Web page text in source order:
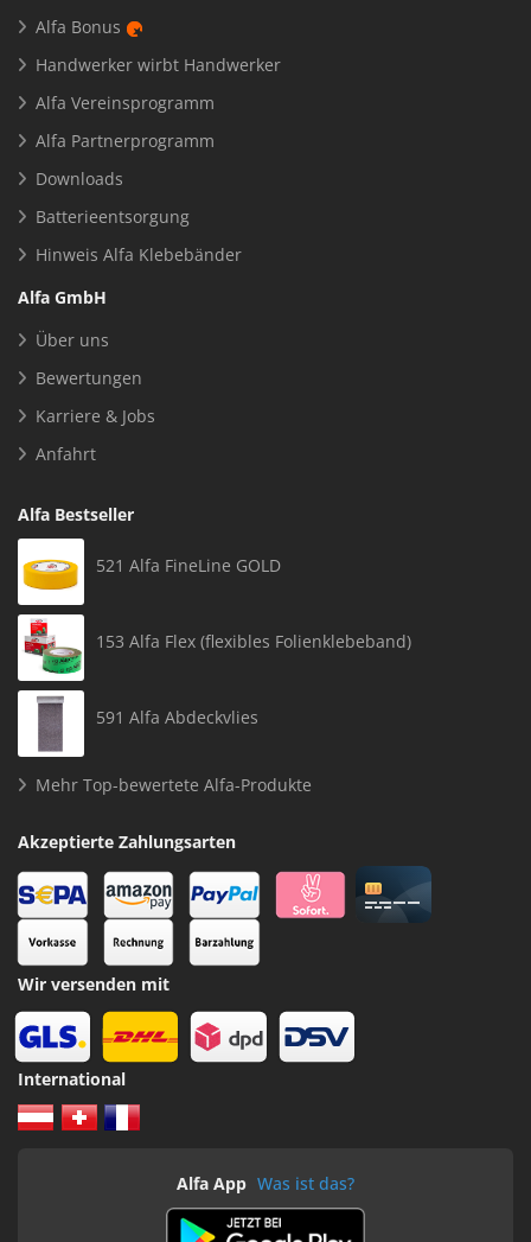
Alfa Bonus
Handwerker wirbt Handwerker
Alfa Vereinsprogramm
Alfa Partnerprogramm
Downloads
Batterieentsorgung
Hinweis Alfa Klebebänder
Alfa GmbH
Über uns
Bewertungen
Karriere & Jobs
Anfahrt
Alfa Bestseller
521 Alfa FineLine GOLD
153 Alfa Flex (flexibles Folienklebeband)
591 Alfa Abdeckvlies
Mehr Top-bewertete Alfa-Produkte
Akzeptierte Zahlungsarten
Wir versenden mit
International
Alfa App Was ist das?